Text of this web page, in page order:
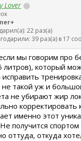
Lover
22 раз(а)
39 раз(а) в 17
мы говорим про
литров), который
исправить
не такой уж и
не убирают жир
корректировать
именно этот
получится
оттуда, откуда